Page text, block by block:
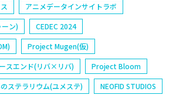
アニメデータインサイトラボ
ン)
CEDEC 2024
Project Mugen(仮)
スエンド(リバ×リバ)
Project Bloom
ステラリウム(ユメステ)
NEOFID STUDIOS